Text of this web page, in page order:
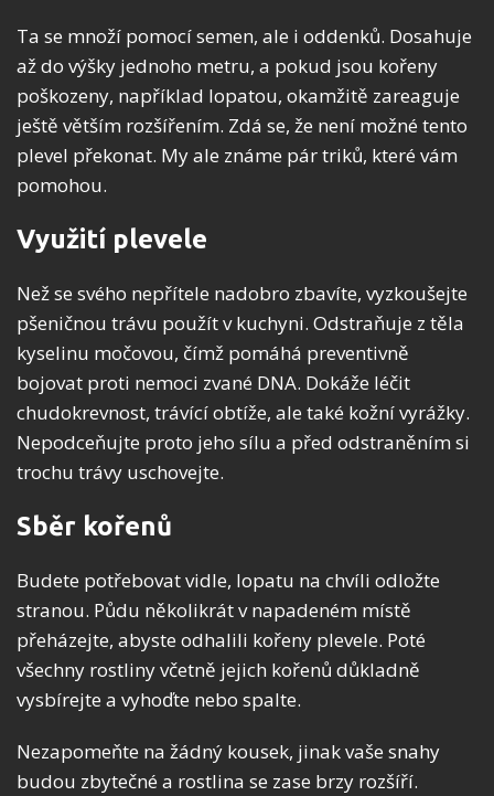
Ta se množí pomocí semen, ale i oddenků. Dosahuje
až do výšky jednoho metru, a pokud jsou kořeny
poškozeny, například lopatou, okamžitě zareaguje
ještě větším rozšířením. Zdá se, že není možné tento
plevel překonat. My ale známe pár triků, které vám
pomohou.
Využití plevele
Než se svého nepřítele nadobro zbavíte, vyzkoušejte
pšeničnou trávu použít v kuchyni. Odstraňuje z těla
kyselinu močovou, čímž pomáhá preventivně
bojovat proti nemoci zvané DNA. Dokáže léčit
chudokrevnost, trávící obtíže, ale také kožní vyrážky.
Nepodceňujte proto jeho sílu a před odstraněním si
trochu trávy uschovejte.
Sběr kořenů
Budete potřebovat vidle, lopatu na chvíli odložte
stranou. Půdu několikrát v napadeném místě
přeházejte, abyste odhalili kořeny plevele. Poté
všechny rostliny včetně jejich kořenů důkladně
vysbírejte a vyhoďte nebo spalte.
Nezapomeňte na žádný kousek, jinak vaše snahy
budou zbytečné a rostlina se zase brzy rozšíří.